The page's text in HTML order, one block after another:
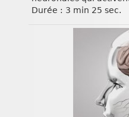
Durée : 3 min 25 sec.